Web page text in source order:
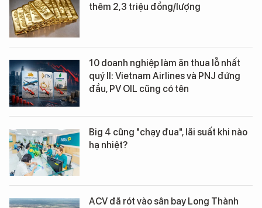
thêm 2,3 triệu đồng/lượng
10 doanh nghiệp làm ăn thua lỗ nhất
quý II: Vietnam Airlines và PNJ đứng
đầu, PV OIL cũng có tên
Big 4 cũng "chạy đua", lãi suất khi nào
hạ nhiệt?
ACV đã rót vào sân bay Long Thành